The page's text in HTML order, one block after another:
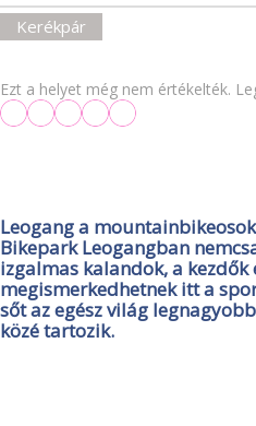
Kerékpár
Ezt a helyet még nem értékelték.
Leogang a
Bikepark Leogangban
izgalmas kalandok, a kezdők
megismerkedhetnek itt a
sőt az egész világ
közé tartozik.